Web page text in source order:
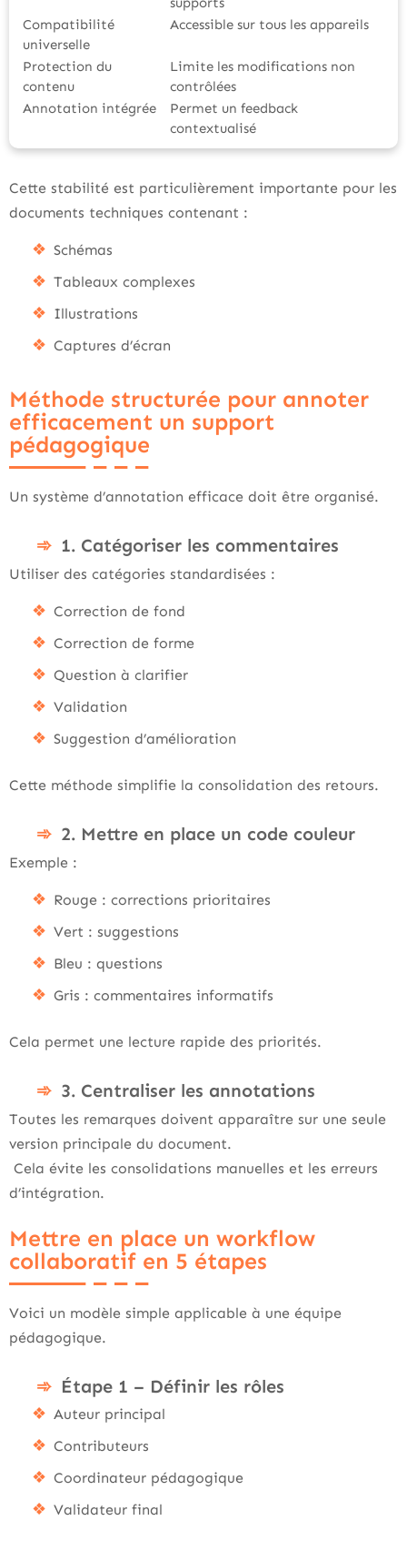
Compatibilité
universelle
Accessible sur tous les appareils
Protection du
contenu
Limite les modifications non
contrôlées
Annotation intégrée
Permet un feedback
contextualisé
Cette stabilité est particulièrement importante pour les
documents techniques contenant :
Schémas
Tableaux complexes
Illustrations
Captures d’écran
Méthode structurée pour annoter
efficacement un support
pédagogique
Un système d’annotation efficace doit être organisé.
1. Catégoriser les commentaires
Utiliser des catégories standardisées :
Correction de fond
Correction de forme
Question à clarifier
Validation
Suggestion d’amélioration
Cette méthode simplifie la consolidation des retours.
2. Mettre en place un code couleur
Exemple :
Rouge : corrections prioritaires
Vert : suggestions
Bleu : questions
Gris : commentaires informatifs
Cela permet une lecture rapide des priorités.
3. Centraliser les annotations
Toutes les remarques doivent apparaître sur une seule
version principale du document.
Cela évite les consolidations manuelles et les erreurs
d’intégration.
Mettre en place un workflow
collaboratif en 5 étapes
Voici un modèle simple applicable à une équipe
pédagogique.
Étape 1 – Définir les rôles
Auteur principal
Contributeurs
Coordinateur pédagogique
Validateur final